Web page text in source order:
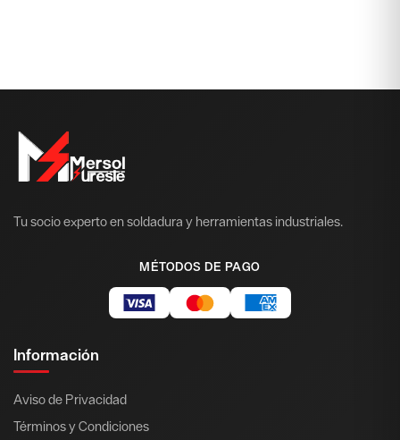
Tu socio experto en soldadura y herramientas industriales.
MÉTODOS DE PAGO
Información
Aviso de Privacidad
Términos y Condiciones